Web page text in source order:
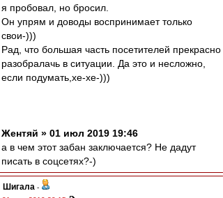
я пробовал, но бросил.
Он упрям и доводы воспринимает только
свои-)))
Рад, что большая часть посетителей прекрасно
разобралачь в ситуации. Да это и несложно,
если подумать,хе-хе-)))
Жентяй » 01 июл 2019 19:46
а в чем этот забан заключается? Не дадут
писать в соцсетях?-)
Шигала -